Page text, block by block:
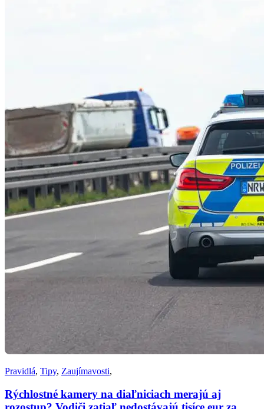
Pravidlá, Tipy, Zaujímavosti,
Rýchlostné kamery na diaľniciach merajú aj